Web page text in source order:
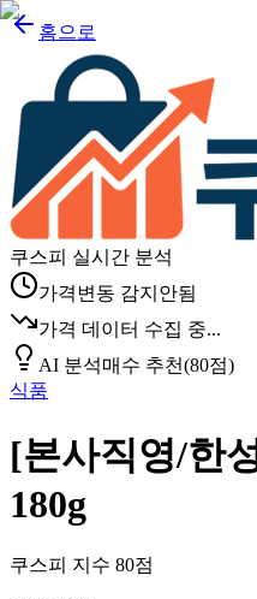
홈으로
쿠스피 실시간 분석
가격변동 감지안됨
가격 데이터 수집 중...
AI 분석매수 추천(80점)
식품
[본사직영/한
180g
쿠스피 지수 80점